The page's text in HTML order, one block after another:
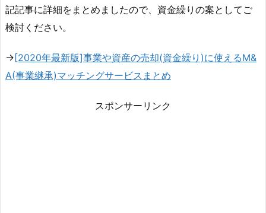
記記事に詳細をまとめましたので、資金繰りの案としてご
検討ください。
→[2020年最新版]事業や資産の売却(資金繰り)に使えるM&
A(事業継承)マッチングサービスまとめ
スポンサーリンク